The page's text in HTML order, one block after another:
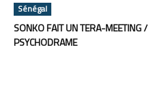
Sénégal
SONKO FAIT UN TERA-MEETING /
PSYCHODRAME